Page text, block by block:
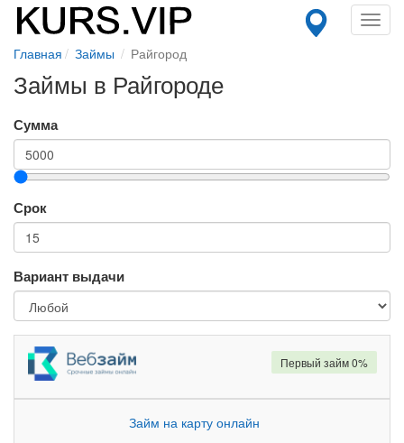
Главная Займы Райгород
Займы в Райгороде
Сумма
Срок
Вариант выдачи
Займ на карту онлайн
Первый займ 0%